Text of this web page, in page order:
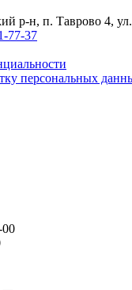
р-н, п. Таврово 4,
77-37
персональных
00